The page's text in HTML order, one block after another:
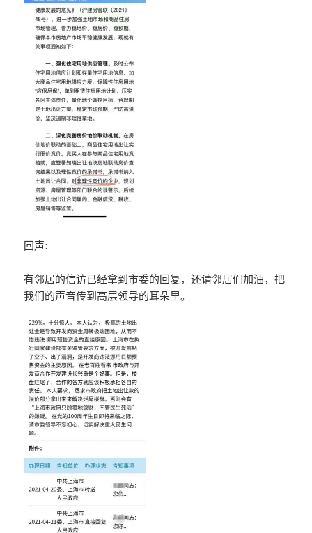
回声:
有邻居的信访已经拿到市委的回复，还请邻居们加油，把
我们的声音传到高层领导的耳朵里。